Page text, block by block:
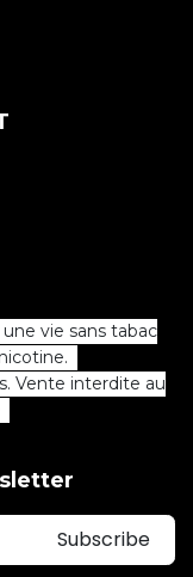
vie sans tabac
Vente interdite au
Subscribe